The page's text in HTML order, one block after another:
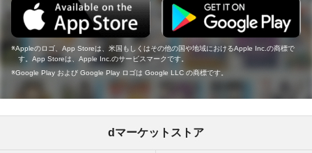
Appleのロゴ、App Storeは、米国もしくはその他の国や地域におけるApple Inc.の商標で
す。App Storeは、Apple Inc.のサービスマークです。
Google Play および Google Play ロゴは Google LLC の商標です。
dマーケットストア